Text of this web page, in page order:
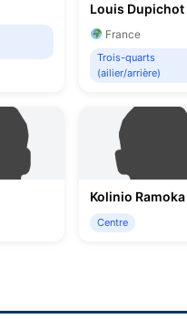
Louis Dupichot
France
Trois-quarts
(ailier/arrière)
Kolinio Ramoka
Centre